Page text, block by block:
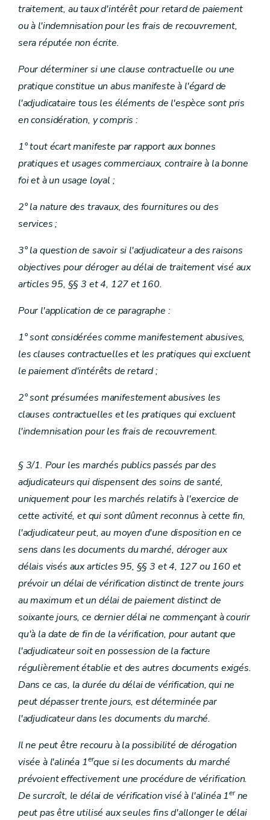
traitement, au taux d'intérêt pour retard de paiement
ou à l'indemnisation pour les frais de recouvrement,
sera réputée non écrite.
Pour déterminer si une clause contractuelle ou une
pratique constitue un abus manifeste à l'égard de
l'adjudicataire tous les éléments de l'espèce sont pris
en considération, y compris :
1° tout écart manifeste par rapport aux bonnes
pratiques et usages commerciaux, contraire à la bonne
foi et à un usage loyal ;
2° la nature des travaux, des fournitures ou des
services ;
3° la question de savoir si l'adjudicateur a des raisons
objectives pour déroger au délai de traitement visé aux
articles 95, §§ 3 et 4, 127 et 160.
Pour l'application de ce paragraphe :
1° sont considérées comme manifestement abusives,
les clauses contractuelles et les pratiques qui excluent
le paiement d'intérêts de retard ;
2° sont présumées manifestement abusives les
clauses contractuelles et les pratiques qui excluent
l'indemnisation pour les frais de recouvrement.
§ 3/1. Pour les marchés publics passés par des
adjudicateurs qui dispensent des soins de santé,
uniquement pour les marchés relatifs à l'exercice de
cette activité, et qui sont dûment reconnus à cette fin,
l'adjudicateur peut, au moyen d'une disposition en ce
sens dans les documents du marché, déroger aux
délais visés aux articles 95, §§ 3 et 4, 127 ou 160 et
prévoir un délai de vérification distinct de trente jours
au maximum et un délai de paiement distinct de
soixante jours, ce dernier délai ne commençant à courir
qu'à la date de fin de la vérification, pour autant que
l'adjudicateur soit en possession de la facture
régulièrement établie et des autres documents exigés.
Dans ce cas, la durée du délai de vérification, qui ne
peut dépasser trente jours, est déterminée par
l'adjudicateur dans les documents du marché.
Il ne peut être recouru à la possibilité de dérogation
visée à l'alinéa 1erque si les documents du marché
prévoient effectivement une procédure de vérification.
De surcroît, le délai de vérification visé à l'alinéa 1erne
peut pas être utilisé aux seules fins d'allonger le délai